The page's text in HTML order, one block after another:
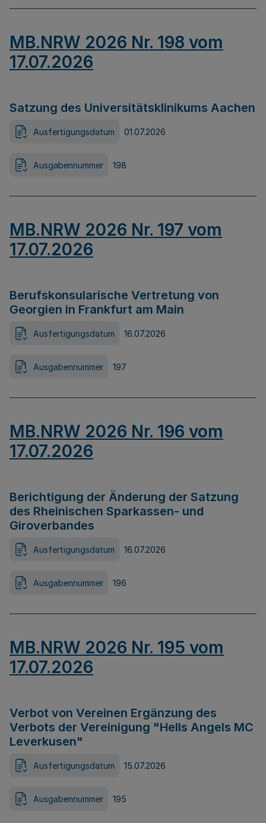
MB.NRW 2026 Nr. 198 vom
17.07.2026
Satzung des Universitätsklinikums Aachen
Ausfertigungsdatum 01.07.2026
Ausgabennummer 198
MB.NRW 2026 Nr. 197 vom
17.07.2026
Berufskonsularische Vertretung von
Georgien in Frankfurt am Main
Ausfertigungsdatum 16.07.2026
Ausgabennummer 197
MB.NRW 2026 Nr. 196 vom
17.07.2026
Berichtigung der Änderung der Satzung
des Rheinischen Sparkassen- und
Giroverbandes
Ausfertigungsdatum 16.07.2026
Ausgabennummer 196
MB.NRW 2026 Nr. 195 vom
17.07.2026
Verbot von Vereinen Ergänzung des
Verbots der Vereinigung "Hells Angels MC
Leverkusen"
Ausfertigungsdatum 15.07.2026
Ausgabennummer 195